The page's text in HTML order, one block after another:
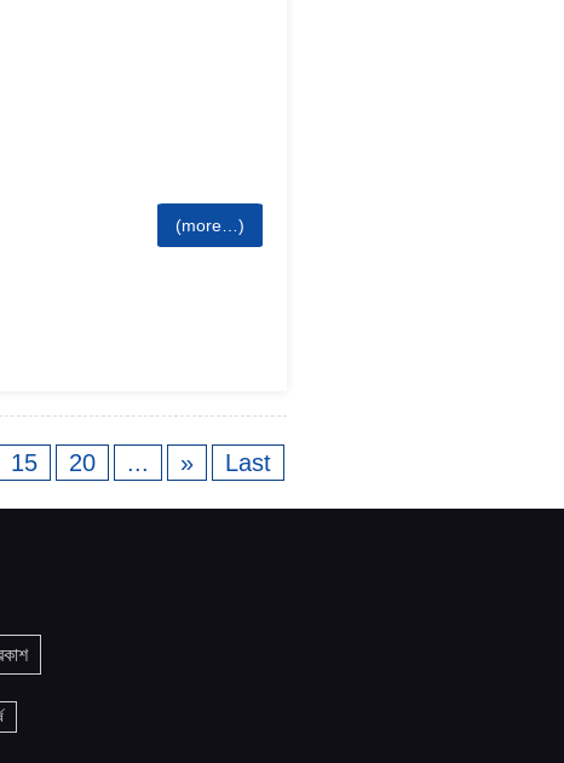
(more…)
15 20 ... » Last